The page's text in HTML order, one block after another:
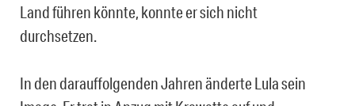
Land führen könnte, konnte er sich nicht
durchsetzen.
In den darauffolgenden Jahren änderte Lula sein